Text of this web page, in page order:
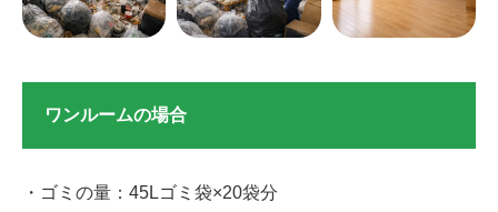
ワンルームの場合
・ゴミの量：45Lゴミ袋×20袋分